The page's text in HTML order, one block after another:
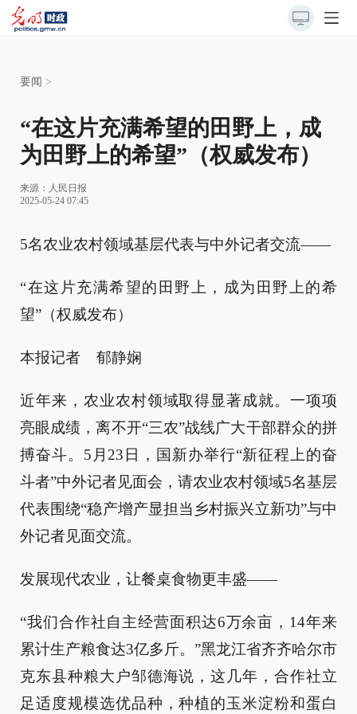
要闻 >
“在这片充满希望的田野上，成
为田野上的希望”（权威发布）
来源： 人民日报
2025-05-24 07:45
5名农业农村领域基层代表与中外记者交流——
“在这片充满希望的田野上，成为田野上的希
望”（权威发布）
本报记者 郁静娴
近年来，农业农村领域取得显著成就。一项项
亮眼成绩，离不开“三农”战线广大干部群众的拼
搏奋斗。5月23日，国新办举行“新征程上的奋
斗者”中外记者见面会，请农业农村领域5名基层
代表围绕“稳产增产显担当乡村振兴立新功”与中
外记者见面交流。
发展现代农业，让餐桌食物更丰盛——
“我们合作社自主经营面积达6万余亩，14年来
累计生产粮食达3亿多斤。”黑龙江省齐齐哈尔市
克东县种粮大户邹德海说，这几年，合作社立
足适度规模选优品种，种植的玉米淀粉和蛋白